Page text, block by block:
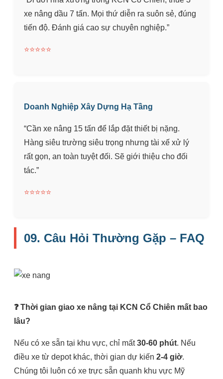
xe nâng dầu 7 tấn. Mọi thứ diễn ra suôn sẻ, đúng
tiến độ. Đánh giá cao sự chuyên nghiệp.”
⭐⭐⭐⭐⭐
Doanh Nghiệp Xây Dựng Hạ Tầng
“Cần xe nâng 15 tấn để lắp đặt thiết bị nặng.
Hàng siêu trường siêu trọng nhưng tài xế xử lý
rất gọn, an toàn tuyệt đối. Sẽ giới thiệu cho đối
tác.”
⭐⭐⭐⭐⭐
09. Câu Hỏi Thường Gặp – FAQ
❓ Thời gian giao xe nâng tại KCN Cổ Chiên mất bao
lâu?
Nếu có xe sẵn tại khu vực, chỉ mất30-60 phút. Nếu
điều xe từ depot khác, thời gian dự kiến 2-4 giờ.
Chúng tôi luôn có xe trực sẵn quanh khu vực Mỹ